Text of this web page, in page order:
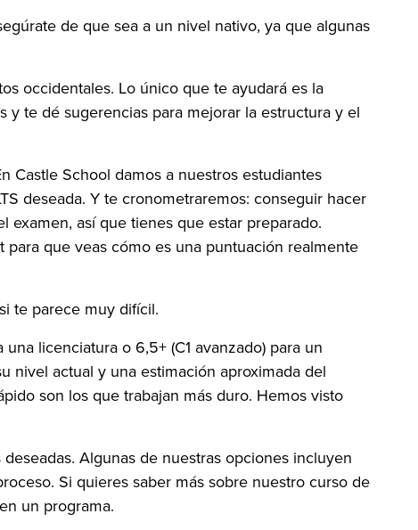
de que sea a un nivel nativo, ya que algunas
occidentales. Lo único que te ayudará es la
te dé sugerencias para mejorar la estructura y el
Castle School damos a nuestros estudiantes
deseada. Y te cronometraremos: conseguir hacer
examen, así que tienes que estar preparado.
para que veas cómo es una puntuación realmente
te parece muy difícil.
licenciatura o 6,5+ (C1 avanzado) para un
nivel actual y una estimación aproximada del
son los que trabajan más duro. Hemos visto
Algunas de nuestras opciones incluyen
Si quieres saber más sobre nuestro curso de
un programa.